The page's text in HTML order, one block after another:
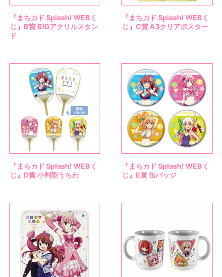
『まちカド Splash! WEBく
じ』B賞 BIGアクリルスタン
ド
『まちカド Splash! WEBく
じ』C賞 A3クリアポスター
『まちカド Splash! WEBく
じ』D賞 小判型うちわ
『まちカド Splash! WEBく
じ』E賞 缶バッジ